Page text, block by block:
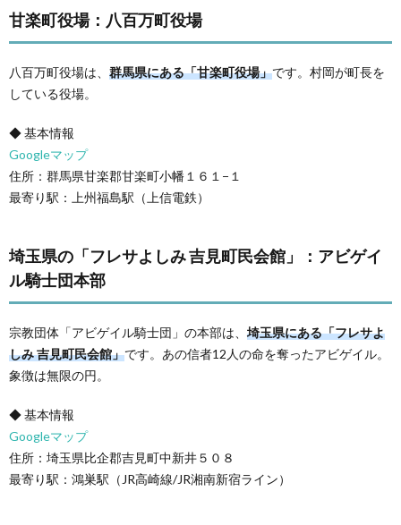
甘楽町役場：八百万町役場
八百万町役場は、 群馬県にある「甘楽町役場」です。村岡が町長を
している役場。
◆ 基本情報
Googleマップ
住所：群馬県甘楽郡甘楽町小幡１６１−１
最寄り駅：上州福島駅（上信電鉄）
埼玉県の「フレサよしみ 吉見町民会館」：アビゲイ
ル騎士団本部
宗教団体「アビゲイル騎士団」の本部は、 埼玉県にある「フレサよ
しみ 吉見町民会館」です。あの信者12人の命を奪ったアビゲイル。
象徴は無限の円。
◆ 基本情報
Googleマップ
住所：埼玉県比企郡吉見町中新井５０８
最寄り駅：鴻巣駅（JR高崎線/JR湘南新宿ライン）